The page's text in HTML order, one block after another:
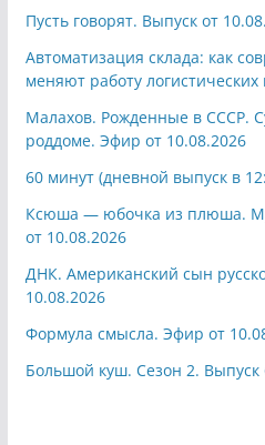
Пусть говорят. Выпуск от
Автоматизация склада: как
меняют работу логистических
Малахов. Рожденные в СССР.
роддоме. Эфир от 10.08.2026
60 минут (дневной выпуск в
Ксюша — юбочка из плюша.
от 10.08.2026
ДНК. Американский сын
10.08.2026
Формула смысла. Эфир от
Большой куш. Сезон 2. Выпуск